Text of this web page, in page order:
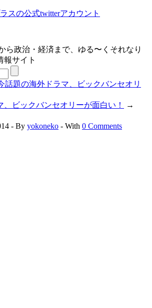
ら政治・経済まで、ゆる〜くそれなり
報サイト
話題の海外ドラマ、ビックバンセオリ
ビックバンセオリーが面白い！
→
- By yokoneko - With 0 Comments